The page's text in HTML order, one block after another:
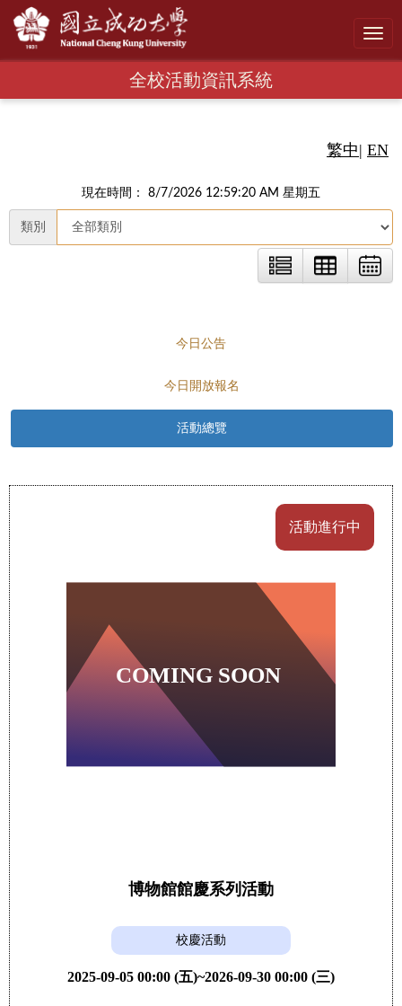
全校活動資訊系統
繁中| EN
現在時間： 8/7/2026 12:59:21 AM 星期五
類別
今日公告
今日開放報名
活動總覽
活動進行中
博物館館慶系列活動
校慶活動
2025-09-05 00:00 (五)~2026-09-30 00:00 (三)